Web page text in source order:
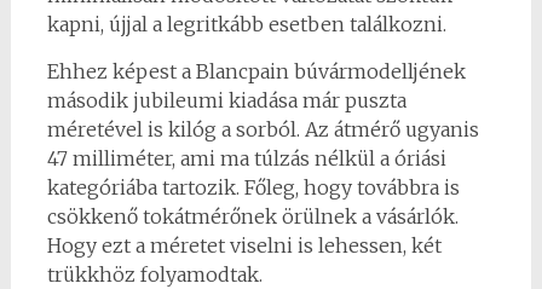
kapni, újjal a legritkább esetben találkozni.
Ehhez képest a Blancpain búvármodelljének
második jubileumi kiadása már puszta
méretével is kilóg a sorból. Az átmérő ugyanis
47 milliméter, ami ma túlzás nélkül a óriási
kategóriába tartozik. Főleg, hogy továbbra is
csökkenő tokátmérőnek örülnek a vásárlók.
Hogy ezt a méretet viselni is lehessen, két
trükkhöz folyamodtak.